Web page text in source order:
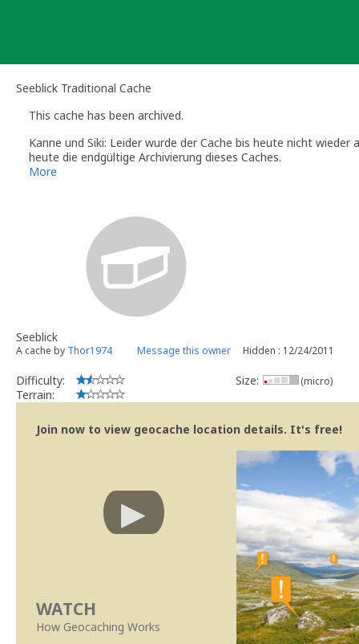
Seeblick Traditional Cache
This cache has been archived.
Kanne und Siki: Leider wurde der Cache bis heute nicht
heute die endgültige Archivierung dieses Caches.
Wenn du an dieser Stelle wieder einen Cache platzieren
(Official Geocaching.com Volunteer Reviewer)
Die Info-Seiten der deutschsprachigen Reviewer:
More
Seeblick
A cache by Thor1974 Message this owner Hidden : 12/24/2011
Difficulty:
Terrain:
Size: (micro)
Join now to view geocache location details. It's free!
WATCH
How Geocaching Works